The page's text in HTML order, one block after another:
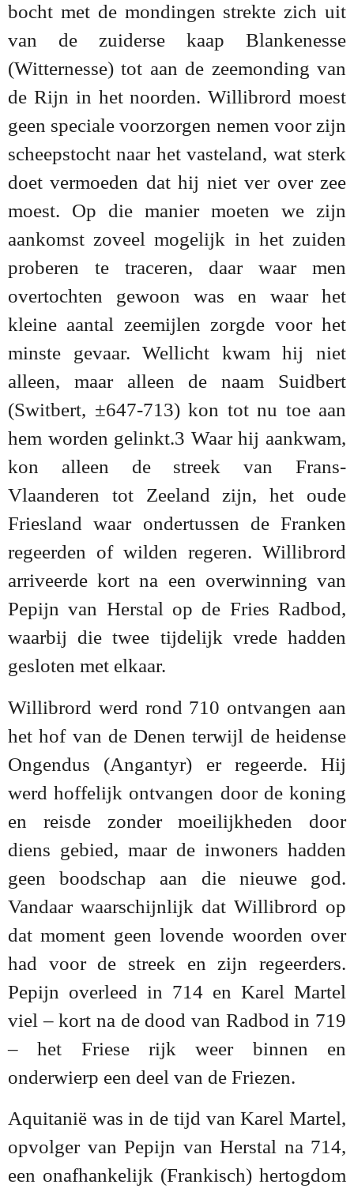
bocht met de mondingen strekte zich uit
van de zuiderse kaap Blankenesse
(Witternesse) tot aan de zeemonding van
de Rijn in het noorden. Willibrord moest
geen speciale voorzorgen nemen voor zijn
scheepstocht naar het vasteland, wat sterk
doet vermoeden dat hij niet ver over zee
moest. Op die manier moeten we zijn
aankomst zoveel mogelijk in het zuiden
proberen te traceren, daar waar men
overtochten gewoon was en waar het
kleine aantal zeemijlen zorgde voor het
minste gevaar. Wellicht kwam hij niet
alleen, maar alleen de naam Suidbert
(Switbert, ±647-713) kon tot nu toe aan
hem worden gelinkt.3 Waar hij aankwam,
kon alleen de streek van Frans-
Vlaanderen tot Zeeland zijn, het oude
Friesland waar ondertussen de Franken
regeerden of wilden regeren. Willibrord
arriveerde kort na een overwinning van
Pepijn van Herstal op de Fries Radbod,
waarbij die twee tijdelijk vrede hadden
gesloten met elkaar.
Willibrord werd rond 710 ontvangen aan
het hof van de Denen terwijl de heidense
Ongendus (Angantyr) er regeerde. Hij
werd hoffelijk ontvangen door de koning
en reisde zonder moeilijkheden door
diens gebied, maar de inwoners hadden
geen boodschap aan die nieuwe god.
Vandaar waarschijnlijk dat Willibrord op
dat moment geen lovende woorden over
had voor de streek en zijn regeerders.
Pepijn overleed in 714 en Karel Martel
viel – kort na de dood van Radbod in 719
– het Friese rijk weer binnen en
onderwierp een deel van de Friezen.
Aquitanië was in de tijd van Karel Martel,
opvolger van Pepijn van Herstal na 714,
een onafhankelijk (Frankisch) hertogdom